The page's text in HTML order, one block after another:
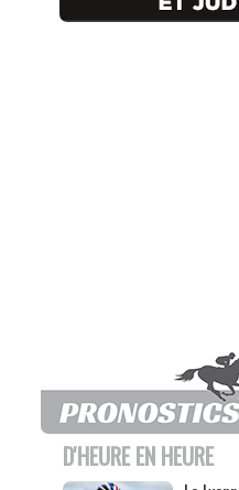
D'HEURE EN HEURE